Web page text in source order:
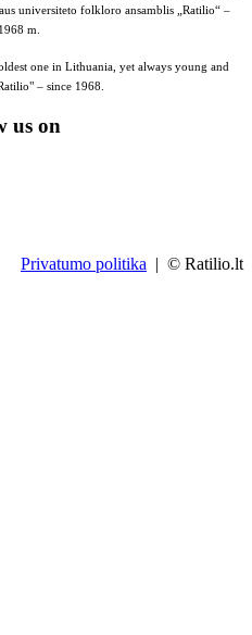
universiteto folkloro ansamblis „Ratilio“ –
m.
one in Lithuania, yet always young and
– since 1968.
us on
Privatumo politika | © Ratilio.lt